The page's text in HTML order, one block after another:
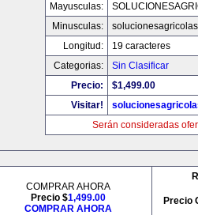
Mayusculas:
Minusculas:
Longitud:
19 caracteres
Categorias:
Sin Clasificar
Precio:
$1,499.00
Visitar!
Serán consideradas
COMPRAR AHORA
Precio $1,499.00
COMPRAR AHORA
Precio